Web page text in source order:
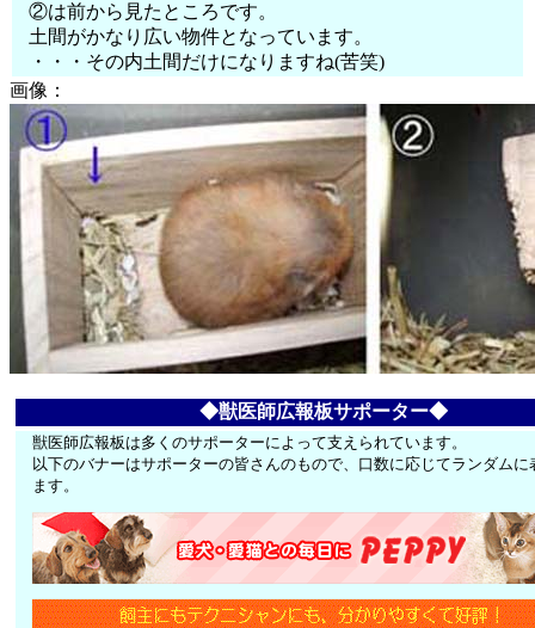
②は前から見たところです。
土間がかなり広い物件となっています。
・・・その内土間だけになりますね(苦笑)
画像：
◆獣医師広報板サポーター◆
獣医師広報板は多くのサポーターによって支えられています。
以下のバナーはサポーターの皆さんのもので、口数に応じてランダムに
ます。